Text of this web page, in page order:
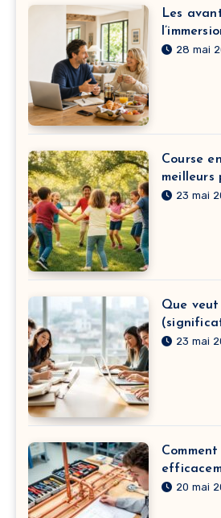
Les
France
28 mai
Course
meilleurs
à
23 mai
Que veut
du sens
23 mai
plombier
20 mai